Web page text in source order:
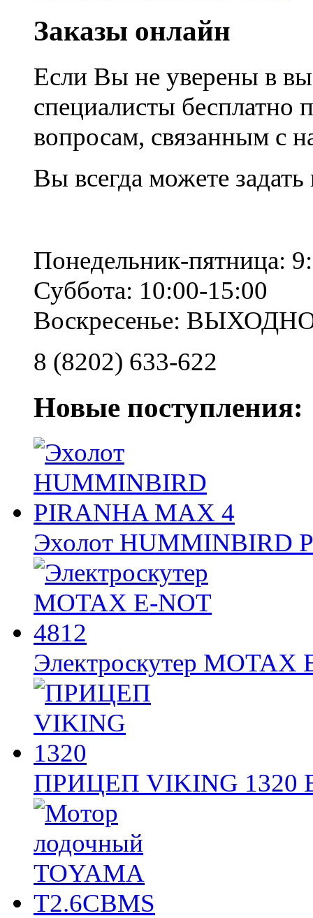
Заказы онлайн
Если Вы не уверены в
специалисты
вопросам, связанным с
Вы всегда можете
Понедельник-пятница:
Суббота: 10:00-15:00
Воскресенье:
8 (8202) 633-622
Новые поступления:
Эхолот HUMMINBIRD
Электроскутер
ПРИЦЕП VIKING